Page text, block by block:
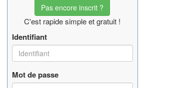
Pas encore inscrit ?
C'est rapide simple et gratuit !
Identifiant
Mot de passe